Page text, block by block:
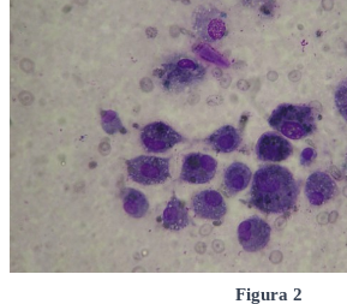
Figura 2